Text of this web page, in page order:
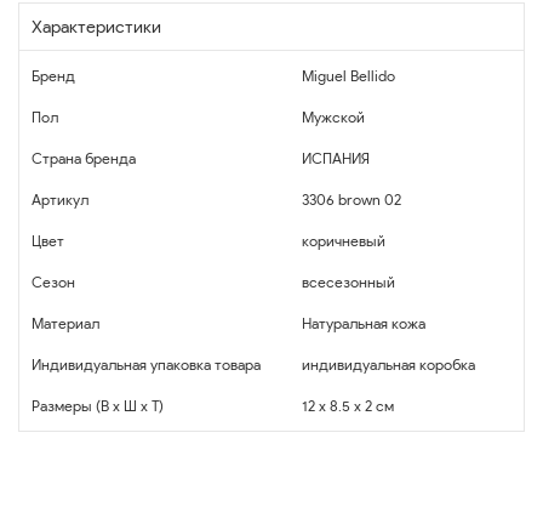
Характеристики
Бренд Miguel Bellido
Пол Мужской
Страна бренда ИСПАНИЯ
Артикул 3306 brown 02
Цвет коричневый
Сезон всесезонный
Материал Натуральная кожа
Индивидуальная упаковка товара индивидуальная коробка
Размеры (В x Ш x Т) 12 x 8.5 x 2 см